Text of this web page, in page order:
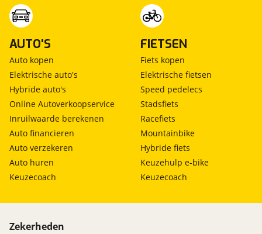
AUTO'S
Auto kopen
Elektrische auto's
Hybride auto's
Online Autoverkoopservice
Inruilwaarde berekenen
Auto financieren
Auto verzekeren
Auto huren
Keuzecoach
FIETSEN
Fiets kopen
Elektrische fietsen
Speed pedelecs
Stadsfiets
Racefiets
Mountainbike
Hybride fiets
Keuzehulp e-bike
Keuzecoach
Zekerheden